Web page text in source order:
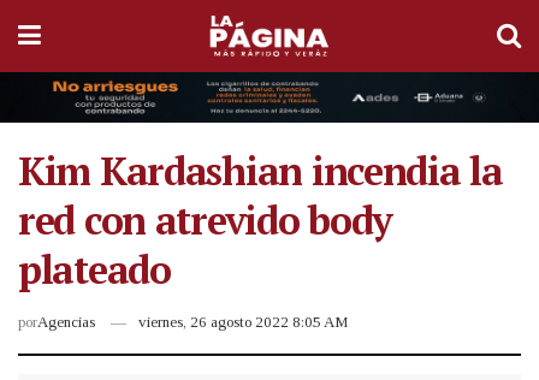
Kim Kardashian incendia la
red con atrevido body
plateado
porAgencias viernes, 26 agosto 2022 8:05 AM